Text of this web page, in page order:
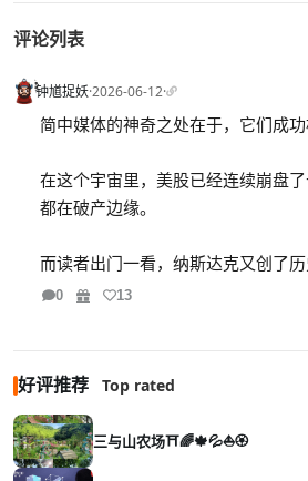
评论列表
钟馗捉妖·2026-06-12·
简中媒体的神奇之处在于，它们成功
在这个宇宙里，美股已经连续崩盘
都在破产边缘。
而读者出门一看，纳斯达克又创了历
0 13
好评推荐 Top rated
三与山农场⛩️🌈🍁💦⛵🏵️